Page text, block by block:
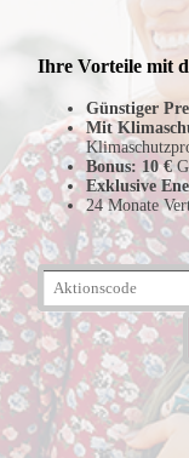
Ihre Vorteile mit
Günstiger
Mit
Bonus: 10 €
Exklusive
24 Monate